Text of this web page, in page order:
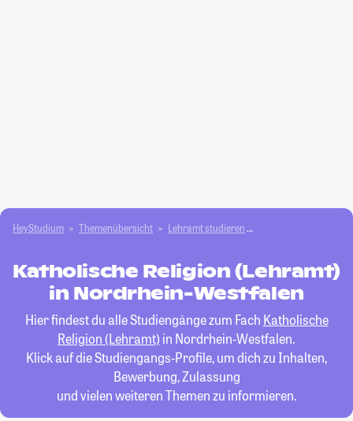
HeyStudium Themenübersicht Lehramt studieren
Katholische Religion (Lehramt)
in Nordrhein-Westfalen
Hier findest du alle Studiengänge zum Fach Katholische
Religion (Lehramt) in Nordrhein-Westfalen.
Klick auf die Studiengangs-Profile, um dich zu Inhalten,
Bewerbung, Zulassung
und vielen weiteren Themen zu informieren.